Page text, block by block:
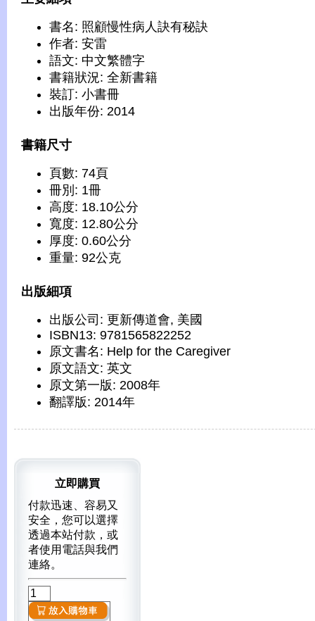
書名: 照顧慢性病人訣有秘訣
作者: 安雷
語文: 中文繁體字
書籍狀況: 全新書籍
裝訂: 小書冊
出版年份: 2014
書籍尺寸
頁數: 74頁
冊別: 1冊
高度: 18.10公分
寬度: 12.80公分
厚度: 0.60公分
重量: 92公克
出版細項
出版公司: 更新傳道會, 美國
ISBN13: 9781565822252
原文書名: Help for the Caregiver
原文語文: 英文
原文第一版: 2008年
翻譯版: 2014年
立即購買
付款迅速、容易又
安全，您可以選擇
透過本站付款，或
者使用電話與我們
連絡。